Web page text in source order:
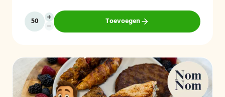
Toevoegen